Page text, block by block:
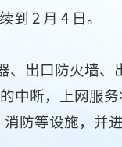
到 2 月 4 日。
、出口防火墙
断，上网服务
消防等设施，并